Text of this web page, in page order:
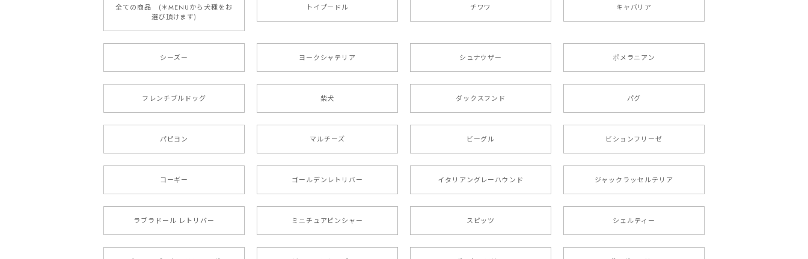
【 ボーダーコリー 水彩画風 毛色4色 】 手帳 スマホケース 犬 うちの子 iPhone & Android
2025/05/09
もう叫ぶほど可愛くて最高です。 届いた袋まで可愛かったです。 ご連絡が取りづらい点だけ少し不安になりましたが、商品の素敵さでチャラです。
【 キュンです ボーダーコリー 】 手帳 スマホケース 犬 うちの子 プレゼント ペット Android対応
2024/10/28
注文受領連絡が無かったのでハラハラしましたが… 可愛い商品が届きました！大満足です♪
【 自然に囲まれた ポメラニアン 】マグカップ 犬 ペット うちの子 犬グッズ ギフト プレゼント 母の日
2024/07/09
全ての商品 (＊MENUから犬種をお
選び頂けます)
トイプードル チワワ キャバリア
シーズー ヨークシャテリア シュナウザー ポメラニアン
フレンチブルドッグ 柴犬 ダックスフンド パグ
パピヨン マルチーズ ビーグル ビションフリーゼ
コーギー ゴールデンレトリバー イタリアングレーハウンド ジャックラッセルテリア
ラブラドール レトリバー ミニチュアピンシャー スピッツ シェルティー